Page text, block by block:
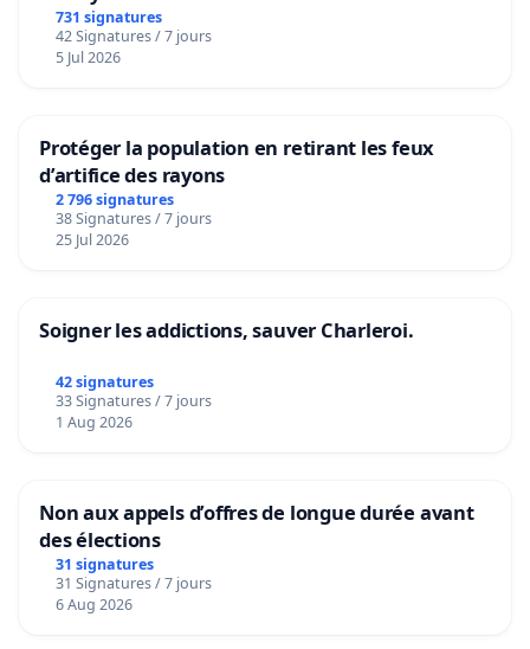
731 signatures
42 Signatures / 7 jours
5 Jul 2026
Protéger la population en retirant les feux
d’artifice des rayons
2 796 signatures
38 Signatures / 7 jours
25 Jul 2026
Soigner les addictions, sauver Charleroi.
42 signatures
33 Signatures / 7 jours
1 Aug 2026
Non aux appels d’offres de longue durée avant
des élections
31 signatures
31 Signatures / 7 jours
6 Aug 2026